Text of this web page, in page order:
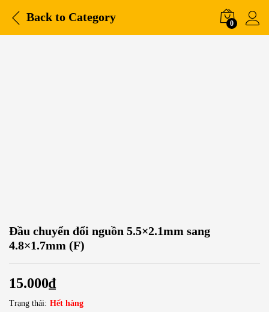
Back to Category 0
Đầu chuyển đổi nguồn 5.5×2.1mm sang
4.8×1.7mm (F)
15.000₫
Trạng thái: Hết hàng